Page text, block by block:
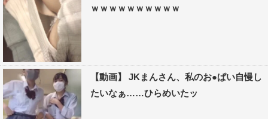
ｗｗｗｗｗｗｗｗｗｗ
【動画】 JKまんさん、私のお●ぱい自慢し
たいなぁ……ひらめいたッ